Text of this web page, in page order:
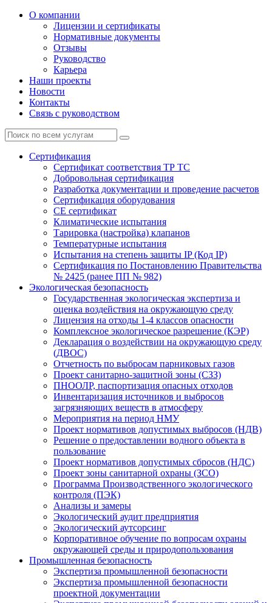
О компании
Лицензии и сертификаты
Нормативные документы
Отзывы
Руководство
Карьера
Наши проекты
Новости
Контакты
Связь с руководством
Сертификация
Cертификат соответствия ТР ТС
Добровольная сертификация
Разработка документации и проведение расчетов
Сертификация оборудования
CE cертификат
Климатические испытания
Тарировка (настройка) клапанов
Температурные испытания
Испытания на степень защиты IP (Код IP)
Сертификация по Постановлению Правительства
№ 2425 (ранее ПП № 982)
Экологическая безопасность
Государственная экологическая экспертиза и
оценка воздействия на окружающую среду
Лицензия на отходы 1-4 классов опасности
Комплексное экологическое разрешение (КЭР)
Декларация о воздействии на окружающую среду
(ДВОС)
Отчетность по выбросам парниковых газов
Проект санитарно-защитной зоны (СЗЗ)
ПНООЛР, паспортизация опасных отходов
Инвентаризация источников и выбросов
загрязняющих веществ в атмосферу
Мероприятия на период НМУ
Проект нормативов допустимых выбросов (НДВ)
Решение о предоставлении водного объекта в
пользование
Проект нормативов допустимых сбросов (НДС)
Проект зоны санитарной охраны (ЗСО)
Программа Производственного экологического
контроля (ПЭК)
Анализы и замеры
Экологический аудит предприятия
Экологический аутсорсинг
Корпоративное обучение по вопросам охраны
окружающей среды и природопользования
Промышленная безопасность
Экспертиза промышленной безопасности
Экспертиза промышленной безопасности
проектной документации